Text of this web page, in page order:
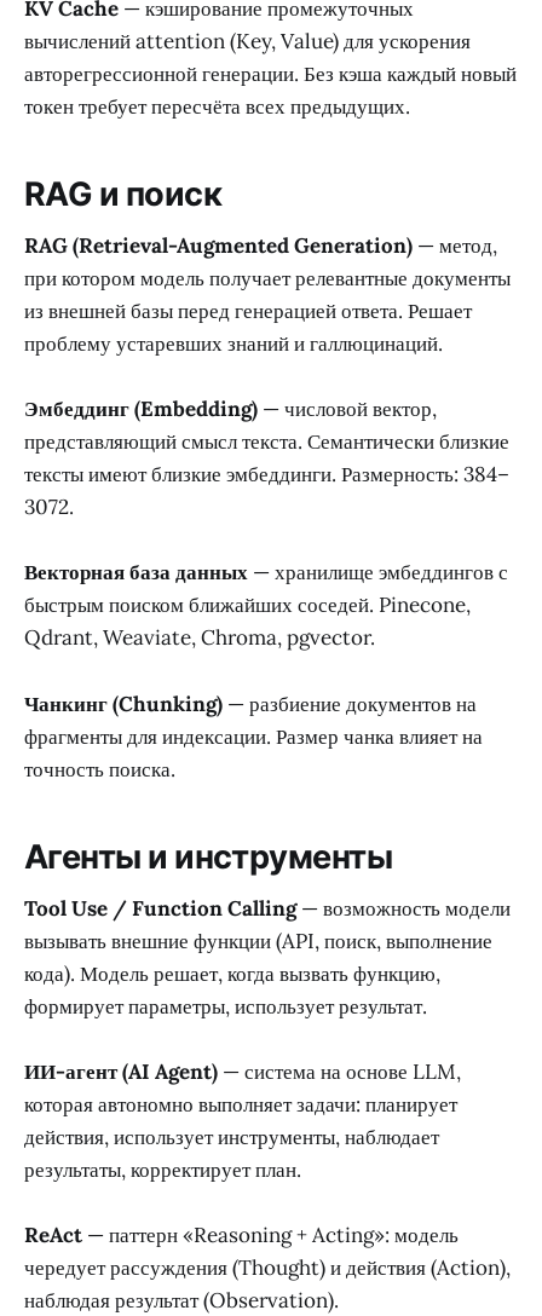
KV Cache — кэширование промежуточных
вычислений attention (Key, Value) для ускорения
авторегрессионной генерации. Без кэша каждый новый
токен требует пересчёта всех предыдущих.
RAG и поиск
RAG (Retrieval-Augmented Generation) — метод,
при котором модель получает релевантные документы
из внешней базы перед генерацией ответа. Решает
проблему устаревших знаний и галлюцинаций.
Эмбеддинг (Embedding) — числовой вектор,
представляющий смысл текста. Семантически близкие
тексты имеют близкие эмбеддинги. Размерность: 384–
3072.
Векторная база данных — хранилище эмбеддингов с
быстрым поиском ближайших соседей. Pinecone,
Qdrant, Weaviate, Chroma, pgvector.
Чанкинг (Chunking) — разбиение документов на
фрагменты для индексации. Размер чанка влияет на
точность поиска.
Агенты и инструменты
Tool Use / Function Calling— возможность модели
вызывать внешние функции (API, поиск, выполнение
кода). Модель решает, когда вызвать функцию,
формирует параметры, использует результат.
ИИ-агент (AI Agent) — система на основе LLM,
которая автономно выполняет задачи: планирует
действия, использует инструменты, наблюдает
результаты, корректирует план.
ReAct — паттерн «Reasoning + Acting»: модель
чередует рассуждения (Thought) и действия (Action),
наблюдая результат (Observation).